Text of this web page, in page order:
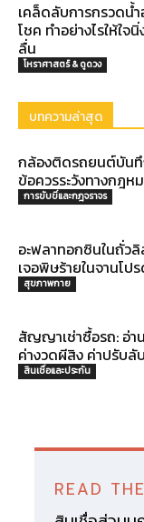
เคล็ดลับการกรวดน้
โชค ทำอย่างไรให้ใ
ลื่น
โหราศาสตร์ & ดูดวง
บทความล่าสุด
กล้องติดรถยนต์บันทึ
ข้อควรระวังทางกฎห
การขับขี่และกฎจราจร
อะฟลาทอกซินในถั่วลิ
เจอพิษร้ายในจานโป
สุขภาพกาย
สัญญาเช่าซื้อรถ: อ่า
ค่างวดผีสิง ค่าปรับลั
สินเชื่อและประกัน
READ